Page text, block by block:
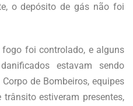
o depósito de gás não foi
foi controlado, e alguns
estavam sendo
de Bombeiros, equipes
estiveram presentes,